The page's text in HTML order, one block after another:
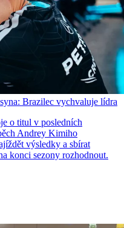
Brazilec vychvaluje lídra
o titul v posledních
Andrey Kimiho
výsledky a sbírat
konci sezony rozhodnout.